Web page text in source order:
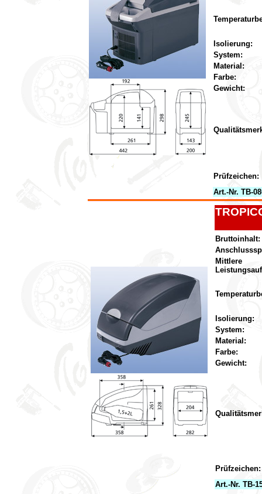
Isolierung:
System:
Material:
Farbe:
Gewicht:
Prüfzeichen:
Art.-Nr. TB-
Bruttoinhalt:
Mittlere
Isolierung:
System:
Material:
Farbe:
Gewicht:
Prüfzeichen:
Art.-Nr. TB-